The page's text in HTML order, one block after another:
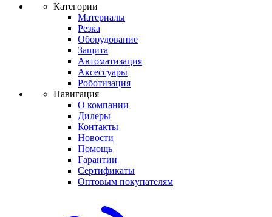
Категории
Материалы
Резка
Оборудование
Защита
Автоматизация
Аксессуары
Роботизация
Навигация
О компании
Дилеры
Контакты
Новости
Помощь
Гарантии
Сертификаты
Оптовым покупателям